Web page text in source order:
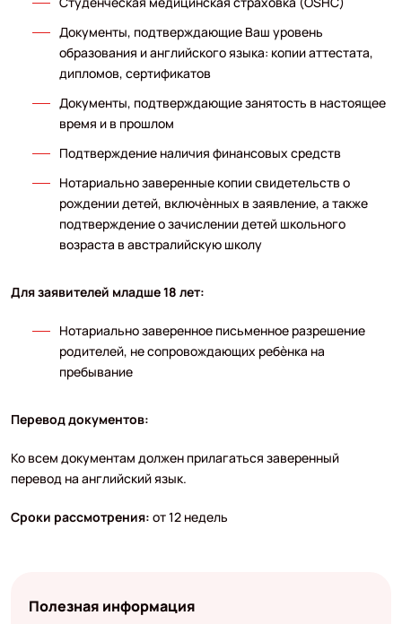
Документы, подтверждающие Ваш уровень
образования и английского языка: копии аттестата,
дипломов, сертификатов
Документы, подтверждающие занятость в настоящее
время и в прошлом
Подтверждение наличия финансовых средств
Нотариально заверенные копии свидетельств о
рождении детей, включѐнных в заявление, а также
подтверждение о зачислении детей школьного
возраста в австралийскую школу
Для заявителей младше 18 лет:
Нотариально заверенное письменное разрешение
родителей, не сопровождающих ребѐнка на
пребывание
Перевод документов:
Ко всем документам должен прилагаться заверенный
перевод на английский язык.
Сроки рассмотрения: от 12 недель
Полезная информация